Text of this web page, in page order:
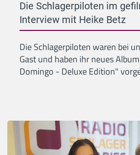
Die Schlagerpiloten im
Interview mit Heike Betz
Die Schlagerpiloten waren bei
Gast und haben ihr neues
Domingo - Deluxe Edition"